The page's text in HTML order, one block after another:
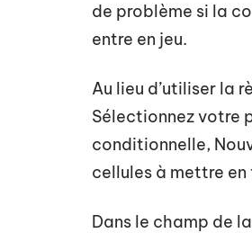
de problème si la
entre en jeu.
Au lieu d’utiliser la
Sélectionnez votre
conditionnelle,
cellules à mettre en
Dans le champ de